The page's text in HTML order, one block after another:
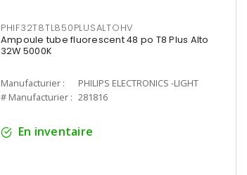
PHIF32T8TL850PLUSALTOHV
Ampoule tube fluorescent 48 po T8 Plus Alto
32W 5000K
Manufacturier :
PHILIPS ELECTRONICS -LIGHT
# Manufacturier : 281816
En inventaire